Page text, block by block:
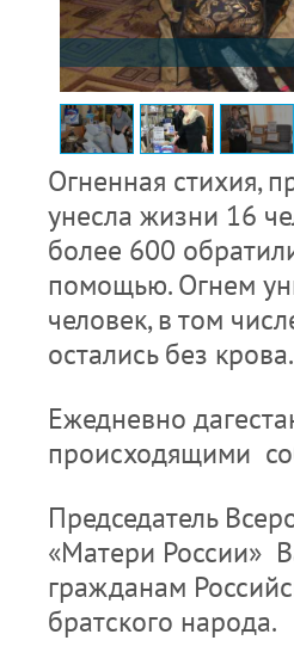
Огненная стихия,
унесла жизни 16
более 600
помощью. Огнем
человек, в том
остались без крова.
Ежедневно
происходящими
Председатель
«Матери России»
гражданам
братского народа.